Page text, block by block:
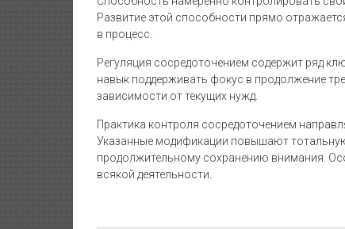
Развитие этой способности прямо
в процесс.
Регуляция сосредоточением содержит ряд
навык поддерживать фокус в продолжение
зависимости от текущих нужд.
Практика контроля сосредоточением
Указанные модификации повышают
продолжительному сохранению внимания.
всякой деятельности.